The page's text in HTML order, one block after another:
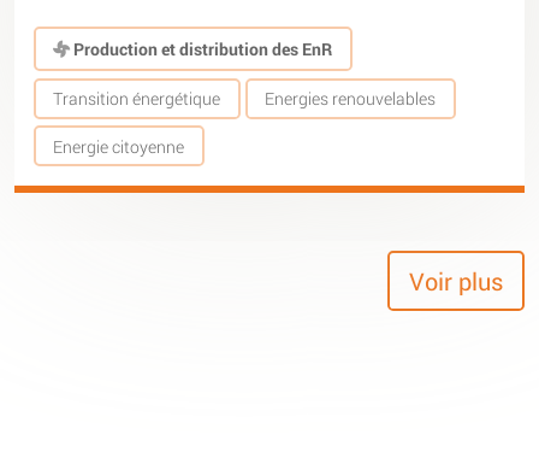
Production et distribution des EnR
Transition énergétique Energies renouvelables
Energie citoyenne
Voir plus